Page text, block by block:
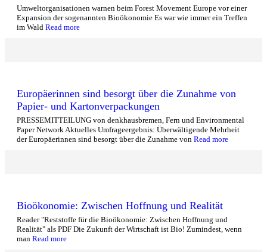
Umweltorganisationen warnen beim Forest Movement Europe vor einer
Expansion der sogenannten Bioökonomie Es war wie immer ein Treffen
im Wald Read more
Europäerinnen sind besorgt über die Zunahme von
Papier- und Kartonverpackungen
PRESSEMITTEILUNG von denkhausbremen, Fern und Environmental
Paper Network Aktuelles Umfrageergebnis: Überwältigende Mehrheit
der Europäerinnen sind besorgt über die Zunahme von Read more
Bioökonomie: Zwischen Hoffnung und Realität
Reader "Reststoffe für die Bioökonomie: Zwischen Hoffnung und
Realität" als PDF Die Zukunft der Wirtschaft ist Bio! Zumindest, wenn
man Read more